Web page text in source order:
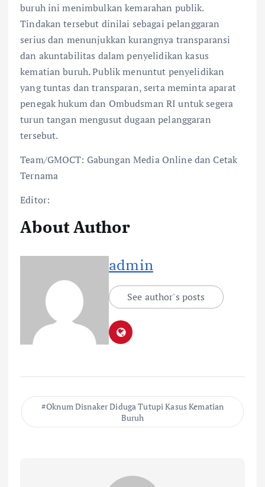
buruh ini menimbulkan kemarahan publik.
Tindakan tersebut dinilai sebagai pelanggaran
serius dan menunjukkan kurangnya transparansi
dan akuntabilitas dalam penyelidikan kasus
kematian buruh. Publik menuntut penyelidikan
yang tuntas dan transparan, serta meminta aparat
penegak hukum dan Ombudsman RI untuk segera
turun tangan mengusut dugaan pelanggaran
tersebut.
Team/GMOCT: Gabungan Media Online dan Cetak
Ternama
Editor:
About Author
admin
See author's posts
Oknum Disnaker Diduga Tutupi Kasus Kematian
Buruh